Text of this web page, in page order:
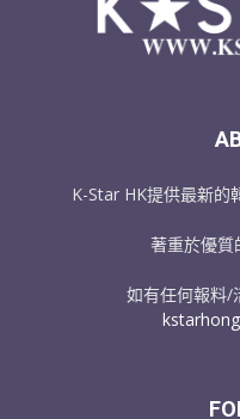
K-Star HK提供最新的
著重於優質
如有任何報料/